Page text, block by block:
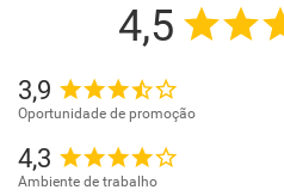
4,5
3,9
Oportunidade de promoção
4,3
Ambiente de trabalho